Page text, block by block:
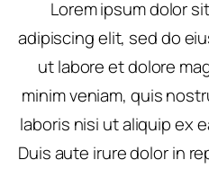
Lorem ipsum dolor
adipiscing elit, sed do
ut labore et dolore
minim veniam, quis
laboris nisi ut aliquip ex
Duis aute irure dolor in